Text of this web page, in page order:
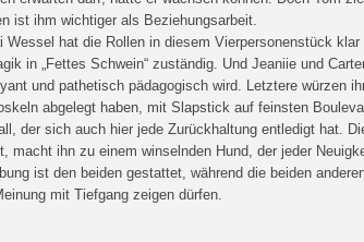
ist ihm wichtiger als Beziehungsarbeit.
Wessel hat die Rollen in diesem Vierpersonenstück
in „Fettes Schwein“ zuständig. Und Jeaniie und
und pathetisch pädagogisch wird. Letztere würzen
abgelegt haben, mit Slapstick auf feinsten
der sich auch hier jede Zurückhaltung entledigt hat.
macht ihn zu einem winselnden Hund, der jeder
ist den beiden gestattet, während die beiden
mit Tiefgang zeigen dürfen.